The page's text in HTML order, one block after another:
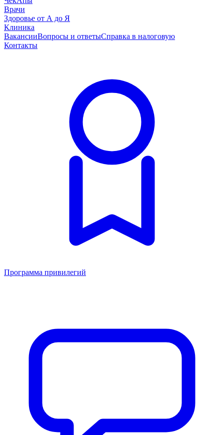
Врачи
Здоровье от А до Я
Клиника
ВакансииВопросы и ответыСправка в налоговую
Контакты
Программа привилегий